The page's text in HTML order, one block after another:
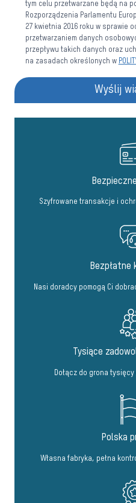
tym celu przetwarzane będą na
Rozporządzenia Parlamentu
27 kwietnia 2016 roku w sprawie
przetwarzaniem danych
przepływu takich danych oraz
na zasadach określonych w
Wyślij
Szyfrowane transakcje i
Bezpłatne
Nasi doradcy pomogą Ci
Tysiące
Dołącz do grona
Polska
Własna fabryka, pełna